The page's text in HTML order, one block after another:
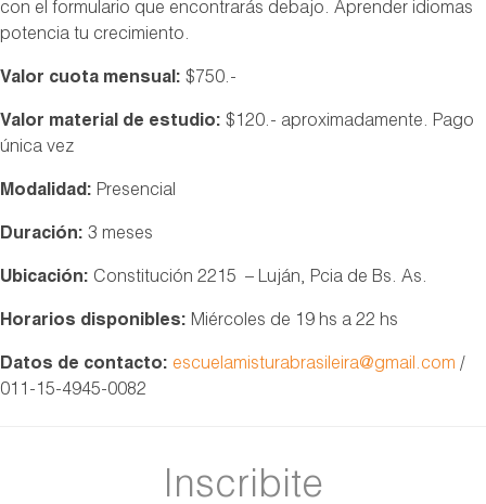
con el formulario que encontrarás debajo. Aprender idiomas
potencia tu crecimiento.
Valor cuota mensual: $750.-
Valor material de estudio: $120.- aproximadamente. Pago
única vez
Modalidad: Presencial
Duración: 3 meses
Ubicación: Constitución 2215 – Luján, Pcia de Bs. As.
Horarios disponibles: Miércoles de 19 hs a 22 hs
Datos de contacto: escuelamisturabrasileira@gmail.com /
011-15-4945-0082
Inscribite